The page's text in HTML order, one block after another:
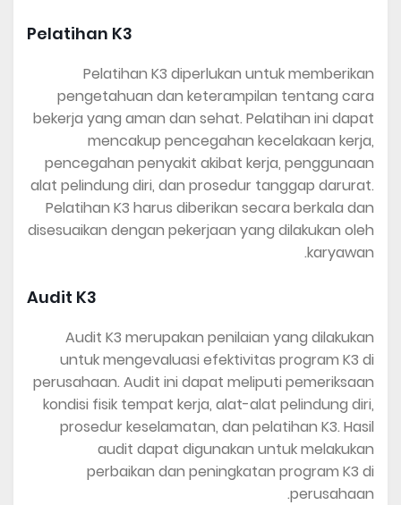
Pelatihan K3
Pelatihan K3 diperlukan untuk memberikan
pengetahuan dan keterampilan tentang cara
bekerja yang aman dan sehat. Pelatihan ini dapat
mencakup pencegahan kecelakaan kerja,
pencegahan penyakit akibat kerja, penggunaan
alat pelindung diri, dan prosedur tanggap darurat.
Pelatihan K3 harus diberikan secara berkala dan
disesuaikan dengan pekerjaan yang dilakukan oleh
karyawan.
Audit K3
Audit K3 merupakan penilaian yang dilakukan
untuk mengevaluasi efektivitas program K3 di
perusahaan. Audit ini dapat meliputi pemeriksaan
kondisi fisik tempat kerja, alat-alat pelindung diri,
prosedur keselamatan, dan pelatihan K3. Hasil
audit dapat digunakan untuk melakukan
perbaikan dan peningkatan program K3 di
perusahaan.